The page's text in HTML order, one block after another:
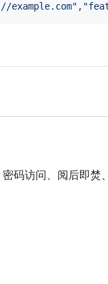
码访问、阅后即焚